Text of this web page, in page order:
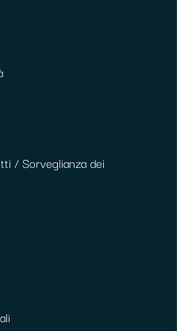
/ Sorveglianza dei